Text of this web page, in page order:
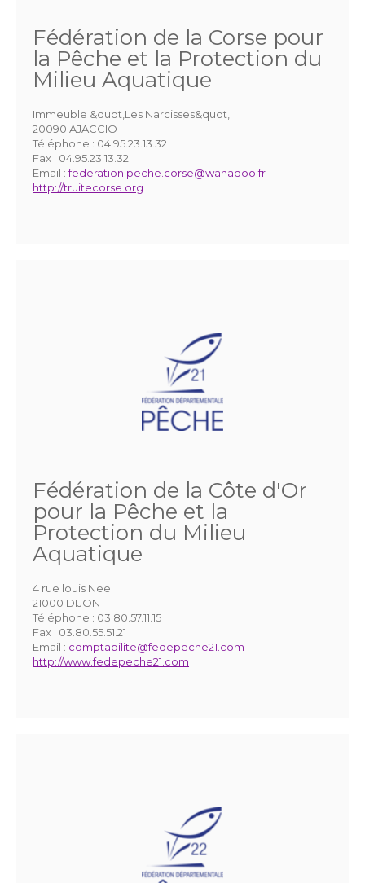
Fédération de la Corse pour
la Pêche et la Protection du
Milieu Aquatique
Immeuble &quot,Les Narcisses&quot,
20090 AJACCIO
Téléphone : 04.95.23.13.32
Fax : 04.95.23.13.32
Email :federation.peche.corse@wanadoo.fr
http://truitecorse.org
Fédération de la Côte d'Or
pour la Pêche et la
Protection du Milieu
Aquatique
4 rue louis Neel
21000 DIJON
Téléphone : 03.80.57.11.15
Fax : 03.80.55.51.21
Email : comptabilite@fedepeche21.com
http://www.fedepeche21.com